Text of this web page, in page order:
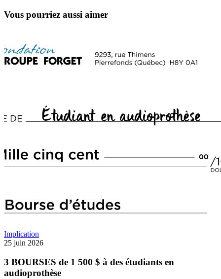
Vous pourriez aussi aimer
Implication
25 juin 2026
3 BOURSES de 1 500 $ à des étudiants en
audioprothèse